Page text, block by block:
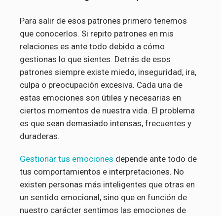
Para salir de esos patrones primero tenemos
que conocerlos. Si repito patrones en mis
relaciones es ante todo debido a cómo
gestionas lo que sientes. Detrás de esos
patrones siempre existe miedo, inseguridad, ira,
culpa o preocupación excesiva. Cada una de
estas emociones son útiles y necesarias en
ciertos momentos de nuestra vida. El problema
es que sean demasiado intensas, frecuentes y
duraderas.
Gestionar tus emociones depende ante todo de
tus comportamientos e interpretaciones. No
existen personas más inteligentes que otras en
un sentido emocional, sino que en función de
nuestro carácter sentimos las emociones de